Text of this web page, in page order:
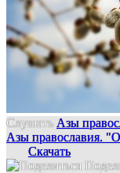
Слушать Азы
Азы православия.
Скачать